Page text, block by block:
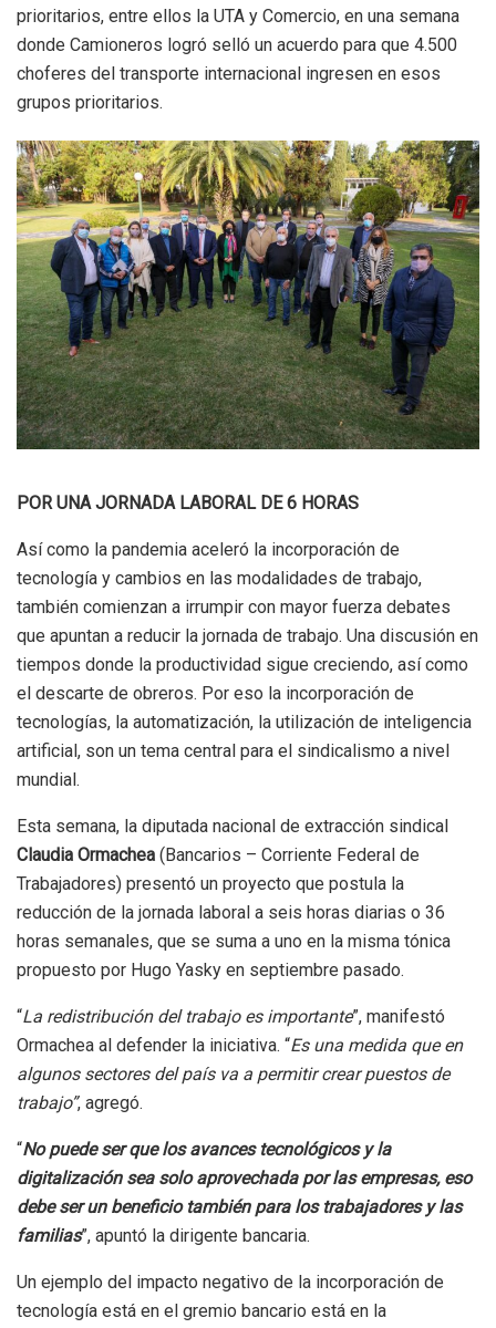
prioritarios, entre ellos la UTA y Comercio, en una semana
donde Camioneros logró selló un acuerdo para que 4.500
choferes del transporte internacional ingresen en esos
grupos prioritarios.
POR UNA JORNADA LABORAL DE 6 HORAS
Así como la pandemia aceleró la incorporación de
tecnología y cambios en las modalidades de trabajo,
también comienzan a irrumpir con mayor fuerza debates
que apuntan a reducir la jornada de trabajo. Una discusión en
tiempos donde la productividad sigue creciendo, así como
el descarte de obreros. Por eso la incorporación de
tecnologías, la automatización, la utilización de inteligencia
artificial, son un tema central para el sindicalismo a nivel
mundial.
Esta semana, la diputada nacional de extracción sindical
Claudia Ormachea (Bancarios – Corriente Federal de
Trabajadores) presentó un proyecto que postula la
reducción de la jornada laboral a seis horas diarias o 36
horas semanales, que se suma a uno en la misma tónica
propuesto por Hugo Yasky en septiembre pasado.
“La redistribución del trabajo es importante”, manifestó
Ormachea al defender la iniciativa. “Es una medida que en
algunos sectores del país va a permitir crear puestos de
trabajo”, agregó.
“No puede ser que los avances tecnológicos y la
digitalización sea solo aprovechada por las empresas, eso
debe ser un beneficio también para los trabajadores y las
familias”, apuntó la dirigente bancaria.
Un ejemplo del impacto negativo de la incorporación de
tecnología está en el gremio bancario está en la